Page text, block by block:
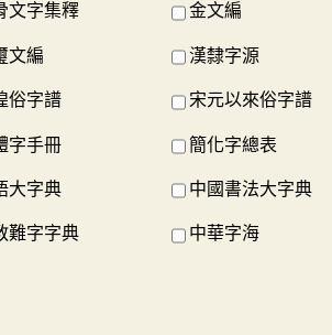
文字集釋 金文編
文編 漢隸字源
俗字譜 宋元以來俗字譜
字手冊 簡化字總表
大字典 中國書法大字典
難字字典 中華字海